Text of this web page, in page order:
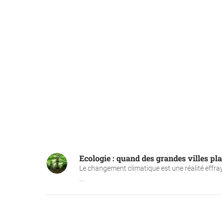
Ecologie : quand des grandes villes
Le changement climatique est une réalité